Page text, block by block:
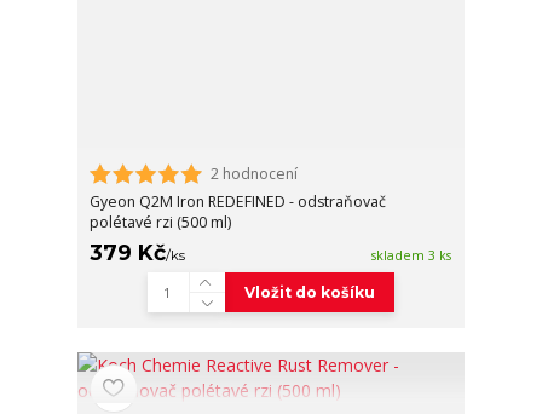
2 hodnocení
Gyeon Q2M Iron REDEFINED - odstraňovač
polétavé rzi (500 ml)
379 Kč/ks skladem 3 ks
Vložit do košíku